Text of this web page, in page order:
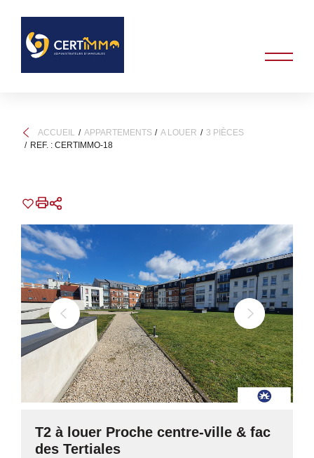
ACCUEIL APPARTEMENTS A LOUER
3 PIÈCES
REF. : CERTIMMO-18
T2 à louer Proche centre-ville & fac
des Tertiales